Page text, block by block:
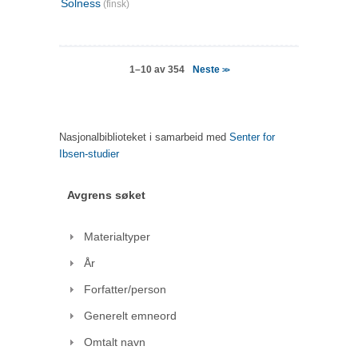
Solness (finsk)
1–10 av 354 Neste >>
Nasjonalbiblioteket i samarbeid med Senter for
Ibsen-studier
Avgrens søket
Materialtyper
År
Forfatter/person
Generelt emneord
Omtalt navn